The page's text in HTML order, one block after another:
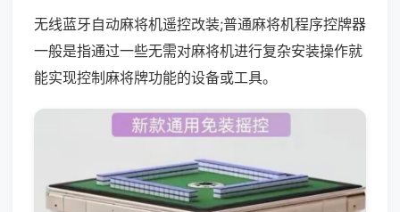
无线蓝牙自动麻将机遥控改装;普通麻将机程序控牌器
一般是指通过一些无需对麻将机进行复杂安装操作就
能实现控制麻将牌功能的设备或工具。